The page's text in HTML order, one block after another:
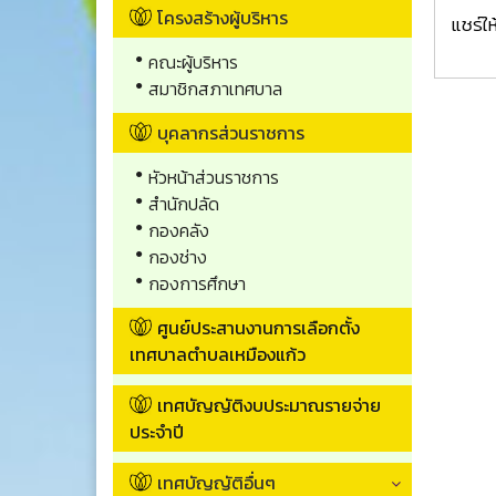
โครงสร้างผู้บริหาร
คณะผู้บริหาร
สมาชิกสภาเทศบาล
บุคลากรส่วนราชการ
หัวหน้าส่วนราชการ
สำนักปลัด
กองคลัง
กองช่าง
กองการศึกษา
ศูนย์ประสานงานการเลือกตั้ง
เทศบาลตำบลเหมืองแก้ว
เทศบัญญัติงบประมาณรายจ่าย
ประจำปี
เทศบัญญัติอื่นๆ
แชร์ใ